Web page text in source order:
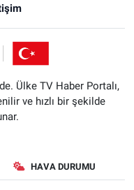
Ülke TV Haber Portalı,
ve hızlı bir şekilde
HAVA DURUMU